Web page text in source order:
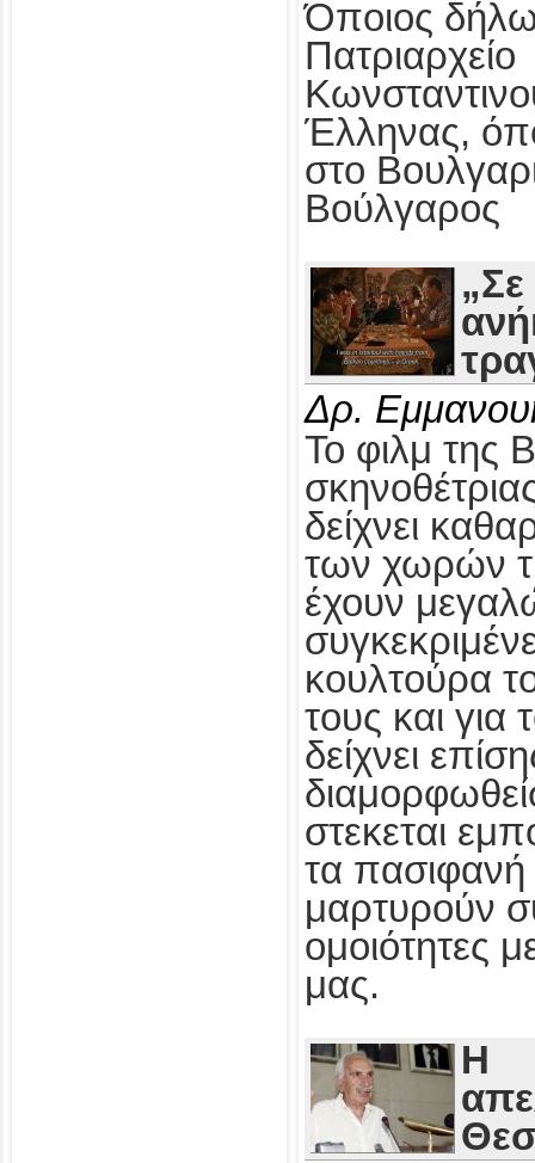
Όποιος
Πατριαρχείο
Έλληνας,
στο
Βούλγαρος
Δρ.
Το φιλμ της
δείχνει
των χωρών
έχουν
κουλτούρα
τους και
δείχνει
στεκεται
τα πασιφανή
μαρτυρούν
ομοιότητες
μας.
Η